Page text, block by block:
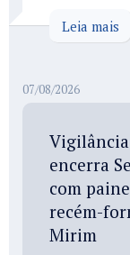
Leia mais
07/08/2026
encerra
com
recém-
Mirim